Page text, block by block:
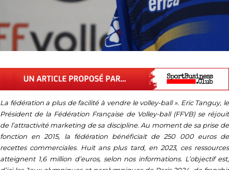
La fédération a plus de facilité à vendre le volley-ball ». Eric Tanguy, le
Président de la Fédération Française de Volley-ball (FFVB) se réjouit
de l’attractivité marketing de sa discipline. Au moment de sa prise de
fonction en 2015, la fédération bénéficiait de 250 000 euros de
recettes commerciales. Huit ans plus tard, en 2023, ces ressources
atteignent 1,6 million d’euros, selon nos informations. L’objectif est,